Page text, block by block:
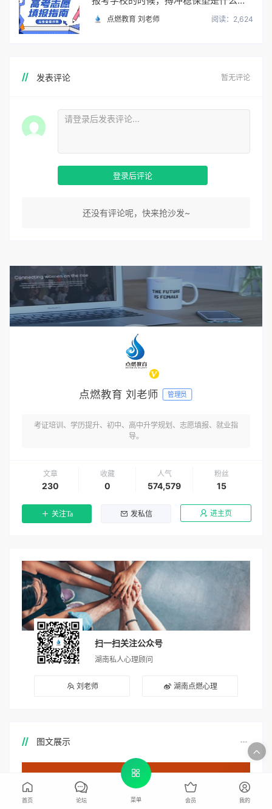
点燃教育 刘老师 阅读：2,624
发表评论 暂无评论
登录后评论
还没有评论呢，快来抢沙发~
点燃教育 刘老师 管理员
考证培训、学历提升、初中、高中升学规划、志愿填报、就业指
导。
文章
230
收藏
0
人气
574,579
粉丝
15
关注Ta 发私信 进主页
扫一扫关注公众号
湖南私人心理顾问
刘老师 湖南点燃心理
图文展示
首页 论坛 菜单 会员 我的